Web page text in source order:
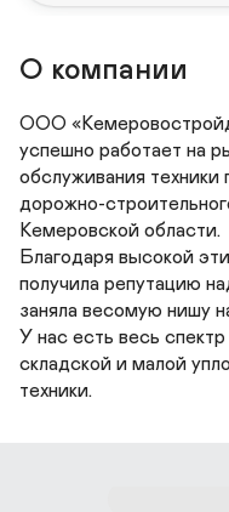
О компании
ООО
успешно работает на
обслуживания
дорожно-
Кемеровской области.
Благодаря высокой
получила репутацию
заняла весомую нишу
У нас есть весь
складской и малой
техники.